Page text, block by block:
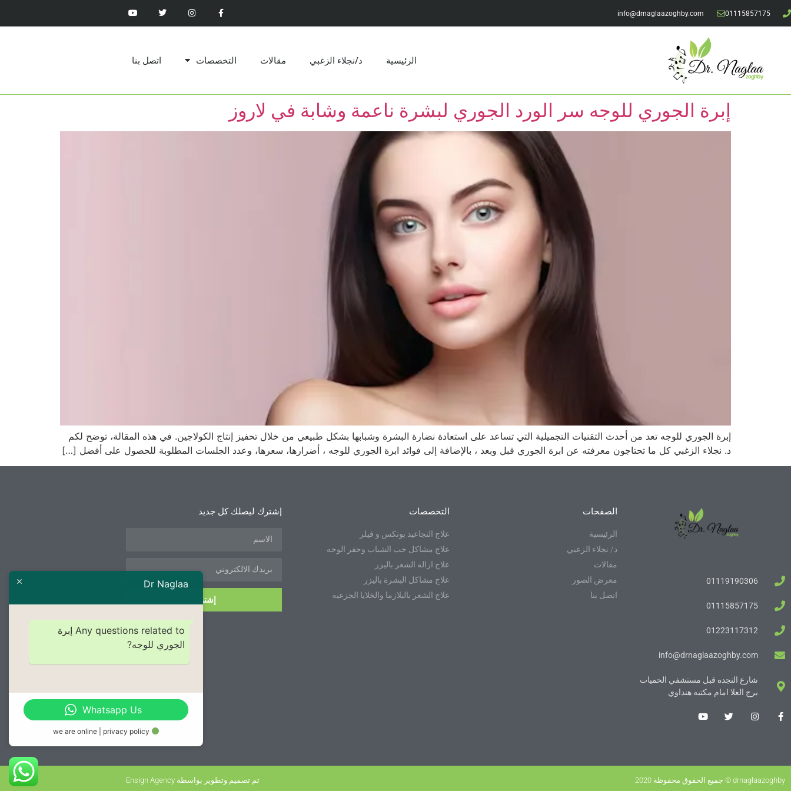
01115857175
info@drnaglaazoghby.com
الرئيسية د/نجلاء الزغبي مقالات​ التخصصات اتصل بنا
إبرة الجوري للوجه سر الورد الجوري لبشرة ناعمة وشابة في لاروز
إبرة الجوري للوجه تعد من أحدث التقنيات التجميلية التي تساعد على استعادة نضارة البشرة وشبابها بشكل طبيعي من خلال تحفيز إنتاج الكولاجين. في هذه المقالة، توضح لكم
د. نجلاء الزغبي كل ما تحتاجون معرفته عن ابرة الجوري قبل وبعد ، بالإضافة إلى فوائد ابرة الجوري للوجه ، أضرارها، سعرها، وعدد الجلسات المطلوبة للحصول على أفضل […]
01119190306
01115857175
01223117312
info@drnaglaazoghby.com
شارع النجده قبل مستشفي الحميات
برج العلا امام مكتبه هنداوي
الصفحات
الرئيسية
د/ نجلاء الزعبي
مقالات
معرض الصور
اتصل بنا
التخصصات
علاج التجاعيد بوتكس و فيلر
علاج مشاكل حب الشباب وحفر الوجه
علاج ازاله الشعر باليزر
علاج مشاكل البشرة باليزر
علاج الشعر بالبلازما والخلايا الجزعيه
إشترك ليصلك كل جديد
إشترك
drnaglaazoghby © جميع الحقوق محفوظة 2020 تم تصميم وتطوير بواسطة Ensign Agency
Dr Naglaa
Any questions related to إبرة
الجوري للوجه?
Whatsapp Us